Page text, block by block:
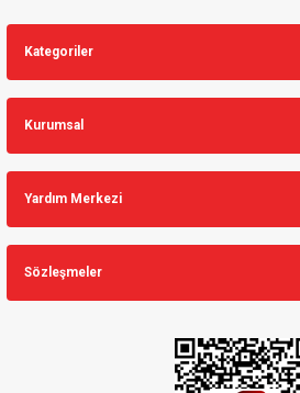
Kategoriler
Kurumsal
Yardım Merkezi
Sözleşmeler